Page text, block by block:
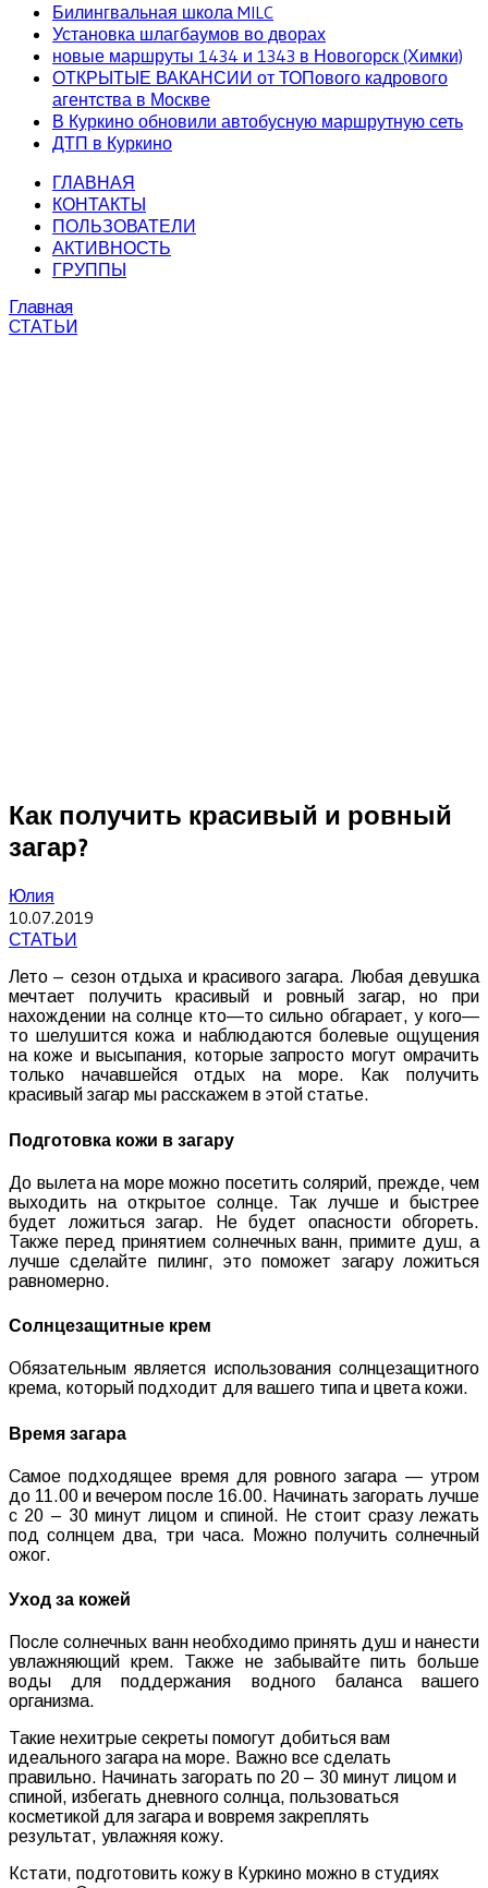
Билингвальная школа MILC
Установка шлагбаумов во дворах
новые маршруты 1434 и 1343 в Новогорск (Химки)
ОТКРЫТЫЕ ВАКАНСИИ от ТОПового кадрового
агентства в Москве
В Куркино обновили автобусную маршрутную сеть
ДТП в Куркино
ГЛАВНАЯ
КОНТАКТЫ
ПОЛЬЗОВАТЕЛИ
АКТИВНОСТЬ
ГРУППЫ
Главная
СТАТЬИ
Как получить красивый и ровный
загар?
Юлия
10.07.2019
СТАТЬИ
Лето – сезон отдыха и красивого загара. Любая девушка
мечтает
получить красивый и ровный загар,но
при
нахождении на солнце кто—то сильно обгарает,у кого—
то шелушится кожа и наблюдаются болевые ощущения
на коже и высыпания, которые запросто могут омрачить
только
начавшейся отдых на море. Как
получить
красивый загар мы расскажем в этой статье.
Подготовка кожи в загару
До вылета на море можно посетить солярий, прежде, чем
выходить
на открытое солнце. Так лучше и быстрее
будет
ложиться загар. Не будет опасности обгореть.
Также перед принятием солнечных ванн,примите душ,а
лучше сделайте пилинг,это поможет загару ложиться
равномерно.
Солнцезащитные крем
Обязательным является использования солнцезащитного
крема, который подходит для вашего типа и цвета кожи.
Время загара
Cамое подходящее время для ровного загара — утром
до 11.00 и вечером после 16.00. Начинать загорать лучше
с 20 – 30 минут лицом и спиной. Не стоит сразу лежать
под солнцем два, три часа. Можно получить солнечный
ожог.
Уход за кожей
После солнечных ванн необходимо принять душ и нанести
увлажняющий крем. Также не забывайте пить
больше
воды
для поддержания водного баланса
вашего
организма.
Такие нехитрые секреты помогут добиться вам
идеального загара на море. Важно все сделать
правильно. Начинать загорать по 20 – 30 минут лицом и
спиной, избегать дневного солнца, пользоваться
косметикой для загара и вовремя закреплять
результат, увлажняя кожу.
Кстати, подготовить кожув Куркино можно в студиях